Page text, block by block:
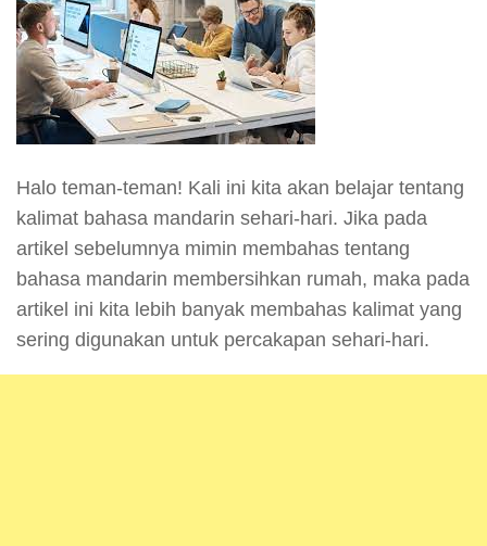
Halo teman-teman! Kali ini kita akan belajar tentang
kalimat bahasa mandarin sehari-hari. Jika pada
artikel sebelumnya mimin membahas tentang
bahasa mandarin membersihkan rumah, maka pada
artikel ini kita lebih banyak membahas kalimat yang
sering digunakan untuk percakapan sehari-hari.